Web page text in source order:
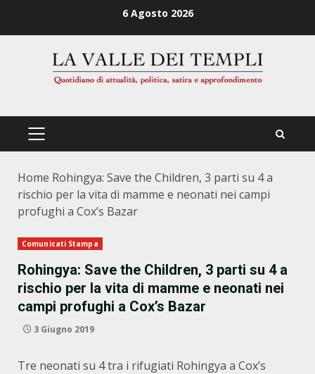
6 Agosto 2026
PRIMÄRES
Home Rohingya: Save the Children, 3 parti su 4 a
rischio per la vita di mamme e neonati nei campi
profughi a Cox’s Bazar
Comunicati Stampa
Rohingya: Save the Children, 3 parti su 4 a
rischio per la vita di mamme e neonati nei
campi profughi a Cox’s Bazar
3 Giugno 2019
Tre neonati su 4 tra i rifugiati Rohingya a Cox’s